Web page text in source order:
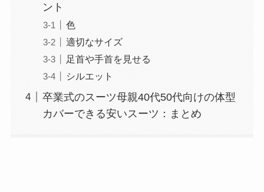
ント
色
適切なサイズ
足首や手首を見せる
シルエット
卒業式のスーツ母親40代50代向けの体型
カバーできる安いスーツ：まとめ